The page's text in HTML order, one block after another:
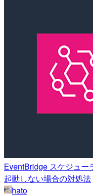
EventBridge スケジュ
起動しない場合の対処法
hato